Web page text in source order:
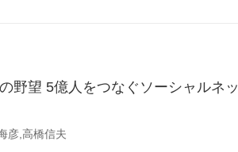
野望 5億人をつなぐソーシャルネッ
彦,高橋信夫